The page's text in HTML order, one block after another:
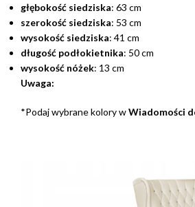
głębokość siedziska: 63 cm
szerokość siedziska: 53 cm
wysokość siedziska: 41 cm
długość podłokietnika: 50 cm
wysokość nóżek: 13 cm
Uwaga:
*Podaj wybrane kolory wWiadomości